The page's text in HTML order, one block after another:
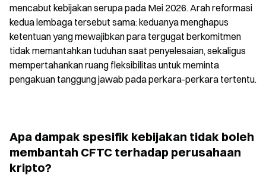
mencabut kebijakan serupa pada Mei 2026. Arah reformasi
kedua lembaga tersebut sama: keduanya menghapus
ketentuan yang mewajibkan para tergugat berkomitmen
tidak memantahkan tuduhan saat penyelesaian, sekaligus
mempertahankan ruang fleksibilitas untuk meminta
pengakuan tanggung jawab pada perkara-perkara tertentu.
Apa dampak spesifik kebijakan tidak boleh
membantah CFTC terhadap perusahaan
kripto?